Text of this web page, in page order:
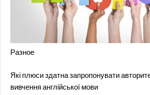
Разное
Які плюси здатна запропонувати
вивчення англійської мови